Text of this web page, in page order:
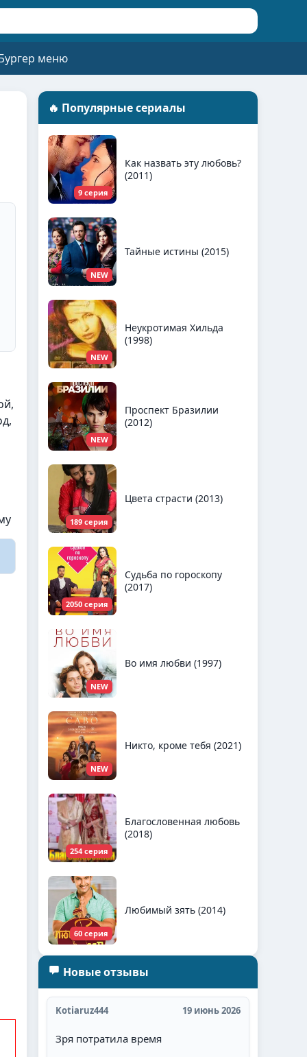
меню
🔥 Популярные сериалы
9 серия
Как назвать эту любовь?
(2011)
NEW
Тайные истины (2015)
NEW
Неукротимая Хильда
(1998)
NEW
Проспект Бразилии
(2012)
189 серия
Цвета страсти (2013)
2050 серия
Судьба по гороскопу
(2017)
NEW
Во имя любви (1997)
NEW
Никто, кроме тебя (2021)
254 серия
Благословенная любовь
(2018)
60 серия
Любимый зять (2014)
Новые отзывы
Kotiaruz444 19 июнь 2026
Зря потратила время